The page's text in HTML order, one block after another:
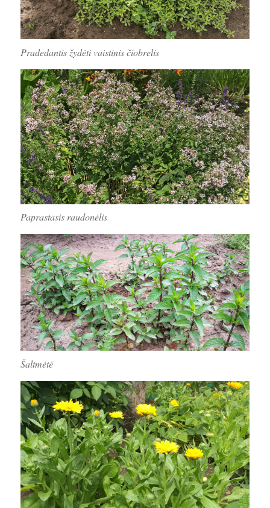
Pradedantis žydėti vaistinis čiobrelis
Paprastasis raudonėlis
Šaltmėtė